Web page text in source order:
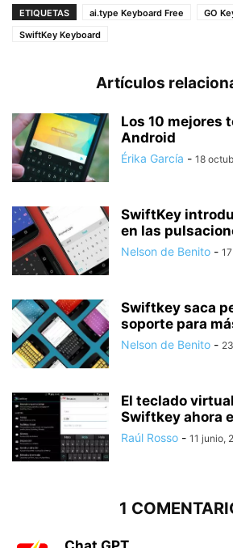
ETIQUETAS ai.type Keyboard Free
GO
SwiftKey Keyboard
Artículos
Los 10 mejores
Android
Érika García - 18
SwiftKey
en las
Nelson de Benito -
Swiftkey saca
soporte para
Nelson de Benito -
El teclado
Swiftkey ahora
Raúl Rosso - 11 junio,
1